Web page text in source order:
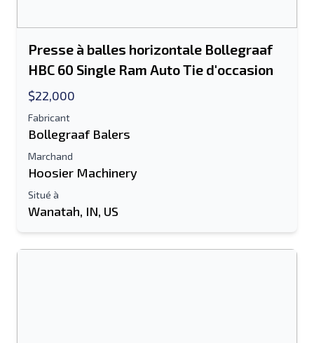
Presse à balles horizontale Bollegraaf
HBC 60 Single Ram Auto Tie d'occasion
$22,000
Fabricant
Bollegraaf Balers
Marchand
Hoosier Machinery
Situé à
Wanatah, IN, US